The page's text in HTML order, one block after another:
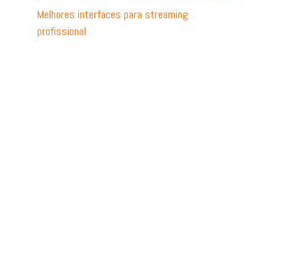
Melhores interfaces para streaming
profissional